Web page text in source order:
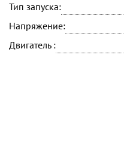
Тип запуска:
Напряжение:
Двигатель :